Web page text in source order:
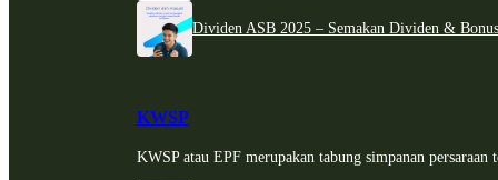
Dividen ASB 2025 – Semakan Dividen &
KWSP
KWSP atau EPF merupakan tabung simpanan persaraan